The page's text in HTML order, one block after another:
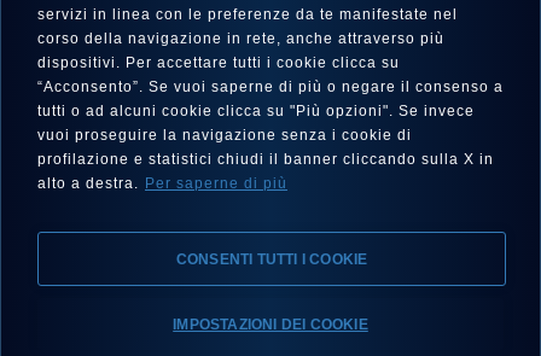
LANGUAGE
English
FOLLOW US
servizi in linea con le preferenze da te manifestate nel
corso della navigazione in rete, anche attraverso più
dispositivi. Per accettare tutti i cookie clicca su
“Acconsento”. Se vuoi saperne di più o negare il consenso a
tutti o ad alcuni cookie clicca su "Più opzioni". Se invece
vuoi proseguire la navigazione senza i cookie di
profilazione e statistici chiudi il banner cliccando sulla X in
alto a destra. Per saperne di più
CONSENTI TUTTI I COOKIE
IMPOSTAZIONI DEI COOKIE